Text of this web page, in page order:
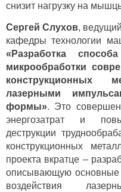
снизит нагрузку на
Сергей Слухов,
кафедры технологии
«Разработка
микрообработки
конструкционных
лазерными
формы». Это
энергозатрат и
деструкции
конструкционных
проекта вкратце –
описывающую основные
воздействия